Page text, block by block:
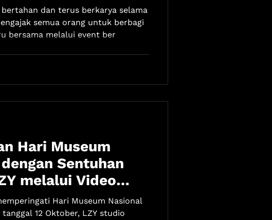
bertahan dan terus berkarya selama
semua orang untuk berbagi
bersama melalui event ber
Hari Museum
Sentuhan
melalui Video
Hari Museum Nasional
12 Oktober, LZY studio